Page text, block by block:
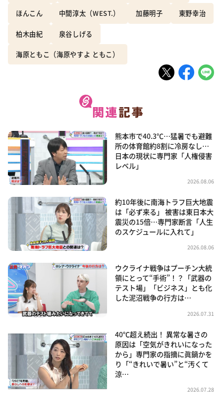
ほんこん 中間淳太（WEST.） 加藤明子 東野幸治
柏木由紀 泉谷しげる
海原ともこ（海原やすよ ともこ）
熊本市で40.3℃…猛暑でも避難
所の体育館約8割に冷房なし…
日本の現状に専門家「人権侵害
レベル」
2026.08.06
約10年後に南海トラフ巨大地震
は「必ず来る」 被害は東日本大
震災の15倍…専門家断言「人生
のスケジュールに入れて」
2026.08.06
ウクライナ戦争はプーチン大統
領にとって“手術”！？「武器の
テスト場」「ビジネス」とも化
した泥沼戦争の行方は…
2026.07.31
40℃超え続出！ 異常な暑さの
原因は「空気がきれいになった
から」専門家の指摘に眞鍋かを
り「“きれいで暑い”と“汚くて
涼…
2026.07.28